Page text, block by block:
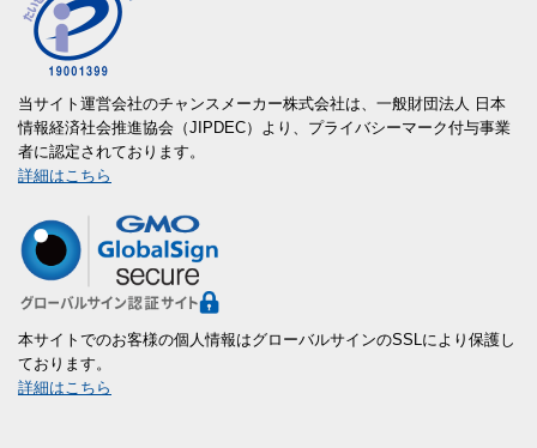
当サイト運営会社のチャンスメーカー株式会社は、一般財団法人 日本
情報経済社会推進協会（JIPDEC）より、プライバシーマーク付与事業
者に認定されております。
詳細はこちら
本サイトでのお客様の個人情報はグローバルサインのSSLにより保護し
ております。
詳細はこちら